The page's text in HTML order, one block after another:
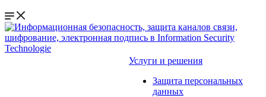
Услуги и решения
Защита персональных
данных